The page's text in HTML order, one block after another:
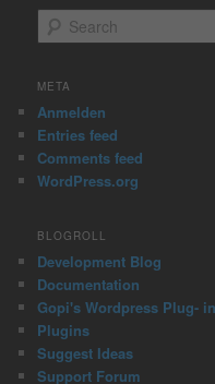
e
r
h
META
Anmelden
Entries feed
Comments feed
WordPress.org
BLOGROLL
Development Blog
Documentation
Gopi's Wordpress Plug-
Plugins
Suggest Ideas
Support Forum